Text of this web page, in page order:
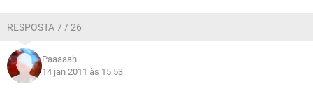
RESPOSTA 7 / 26
Paaaaah
14 jan 2011 às 15:53